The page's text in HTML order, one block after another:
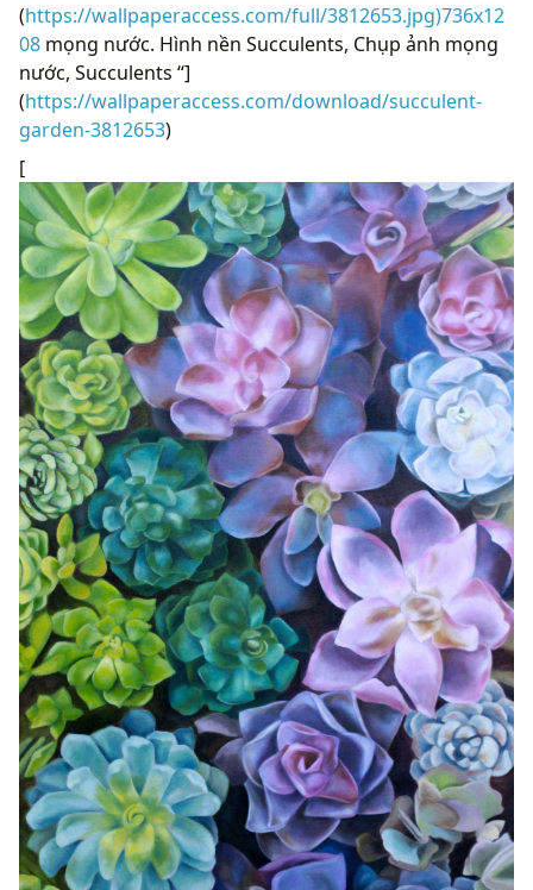
(https://wallpaperaccess.com/full/3812653.jpg)736x12
08 mọng nước. Hình nền Succulents, Chụp ảnh mọng
nước, Succulents “]
(https://wallpaperaccess.com/download/succulent-
garden-3812653)
[